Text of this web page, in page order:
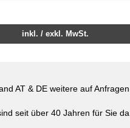
inkl. / exkl. MwSt.
AT & DE weitere auf Anfragen
seit über 40 Jahren für Sie da